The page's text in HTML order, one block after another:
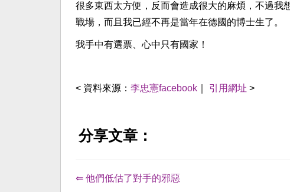
很多東西太方便，反而會造成很大的麻煩，不過我
戰場，而且我已經不再是當年在德國的博士生了。
我手中有選票、心中只有國家！
< 資料來源： 李忠憲facebook 引用網址 >
分享文章：
⇐ 他們低估了對手的邪惡